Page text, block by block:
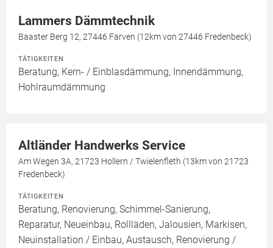
Lammers Dämmtechnik
Baaster Berg 12, 27446 Farven (12km von 27446 Fredenbeck)
TÄTIGKEITEN
Beratung, Kern- / Einblasdämmung, Innendämmung,
Hohlraumdämmung
Altländer Handwerks Service
Am Wegen 3A, 21723 Hollern / Twielenfleth (13km von 21723
Fredenbeck)
TÄTIGKEITEN
Beratung, Renovierung, Schimmel-Sanierung,
Reparatur, Neueinbau, Rollläden, Jalousien, Markisen,
Neuinstallation / Einbau, Austausch, Renovierung /